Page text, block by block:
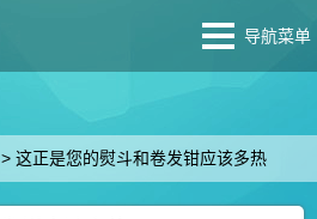
导航菜单
>这正是您的熨斗和卷发钳应该多热